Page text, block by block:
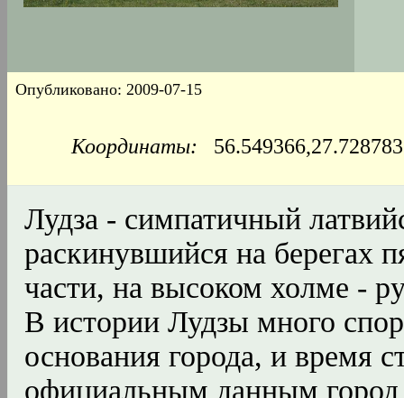
Опубликовано: 2009-07-15
Координаты:
Лудза - симпатичный
раскинувшийся на берегах
части, на высоком холме -
В истории Лудзы много
основания города, и время
официальным данным город